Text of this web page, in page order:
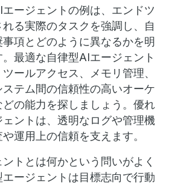
ージェントの例は、エンドツ
る実際のタスクを強調し、自
項とどのように異なるかを明
最適な自律型AIエージェント
ールアクセス、メモリ管理、
テム間の信頼性の高いオーケ
どの能力を探しましょう。優れ
ントは、透明なログや管理機
運用上の信頼を支えます。
トとは何かという問いがよく
ージェントは目標志向で行動